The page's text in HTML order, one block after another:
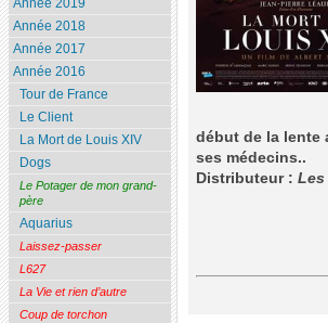
début de la lente
ses médecins..
Distributeur : Les
Année 2019
Année 2018
Année 2017
Année 2016
Tour de France
Le Client
La Mort de Louis XIV
Dogs
Le Potager de mon grand-
père
Aquarius
Laissez-passer
L627
La Vie et rien d’autre
Coup de torchon